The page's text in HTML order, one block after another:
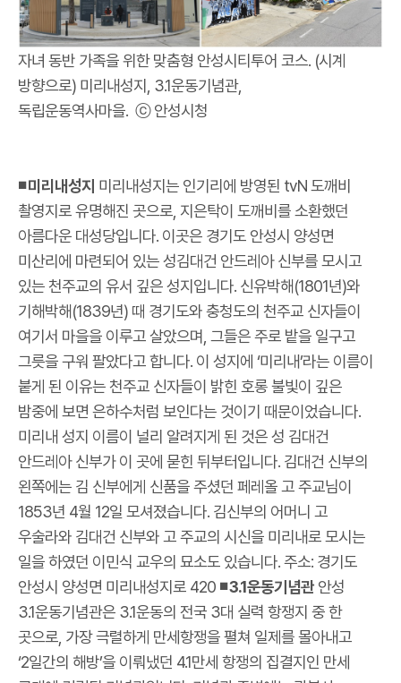
자녀 동반 가족을 위한 맞춤형 안성시티투어 코스. (시계
방향으로) 미리내성지, 3.1운동기념관,
독립운동역사마을. ⓒ 안성시청
◾ 미리내성지 미리내성지는 인기리에 방영된 tvN 도깨비
촬영지로 유명해진 곳으로, 지은탁이 도깨비를 소환했던
아름다운 대성당입니다. 이곳은 경기도 안성시 양성면
미산리에 마련되어 있는 성김대건 안드레아 신부를 모시고
있는 천주교의 유서 깊은 성지입니다. 신유박해(1801년)와
기해박해(1839년) 때 경기도와 충청도의 천주교 신자들이
여기서 마을을 이루고 살았으며, 그들은 주로 밭을 일구고
그릇을 구워 팔았다고 합니다. 이 성지에 ‘미리내’라는 이름이
붙게 된 이유는 천주교 신자들이 밝힌 호롱 불빛이 깊은
밤중에 보면 은하수처럼 보인다는 것이기 때문이었습니다.
미리내 성지 이름이 널리 알려지게 된 것은 성 김대건
안드레아 신부가 이 곳에 묻힌 뒤부터입니다. 김대건 신부의
왼쪽에는 김 신부에게 신품을 주셨던 페레올 고 주교님이
1853년 4월 12일 모셔졌습니다. 김신부의 어머니 고
우술라와 김대건 신부와 고 주교의 시신을 미리내로 모시는
일을 하였던 이민식 교우의 묘소도 있습니다. 주소: 경기도
안성시 양성면 미리내성지로 420 ◾ 3.1운동기념관 안성
3.1운동기념관은 3.1운동의 전국 3대 실력 항쟁지 중 한
곳으로, 가장 극렬하게 만세항쟁을 펼쳐 일제를 몰아내고
‘2일간의 해방’을 이뤄냈던 4.1만세 항쟁의 집결지인 만세